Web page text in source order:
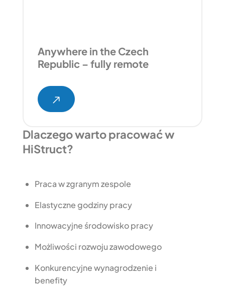
Anywhere in the Czech
Republic – fully remote
Dlaczego warto pracować w
HiStruct?
Praca w zgranym zespole
Elastyczne godziny pracy
Innowacyjne środowisko pracy
Możliwości rozwoju zawodowego
Konkurencyjne wynagrodzenie i
benefity